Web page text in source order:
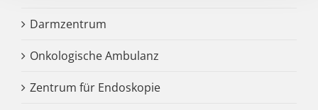
Darmzentrum
Onkologische Ambulanz
Zentrum für Endoskopie